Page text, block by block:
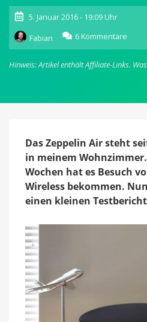
5. Januar 2016 - 19:09 Uhr
Fabian
6 Kommentare
Air
&
im
Test
Hinweis: Artikel enthält Affiliate-Links.
Das Zeppelin Air steht
in meinem
Wochen hat es Besuch
Wireless bekommen.
einen kleinen